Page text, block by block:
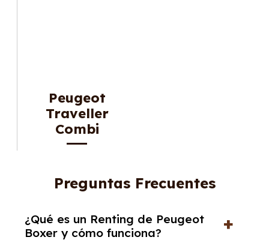
Peugeot
Traveller
Combi
Preguntas Frecuentes
¿Qué es un Renting de Peugeot
Boxer y cómo funciona?